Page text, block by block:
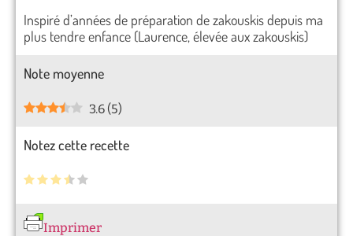
Inspiré d’années de préparation de zakouskis depuis ma
plus tendre enfance (Laurence, élevée aux zakouskis)
Note moyenne
3.6 (5)
Notez cette recette
Imprimer